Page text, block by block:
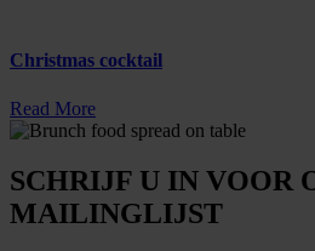
Christmas cocktail
Read More
SCHRIJF U IN VOOR
MAILINGLIJST